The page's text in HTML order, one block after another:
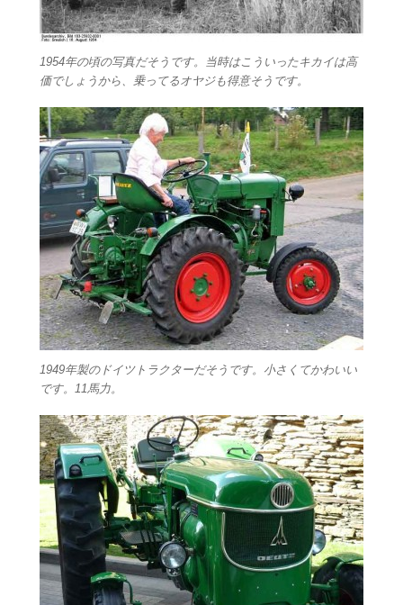
1954年の頃の写真だそうです。当時はこういったキカイは高
価でしょうから、乗ってるオヤジも得意そうです。
1949年製のドイツトラクターだそうです。小さくてかわいい
です。11馬力。